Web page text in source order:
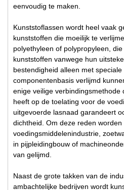
eenvoudig te maken.
Kunststoflassen wordt heel vaak
kunststoffen die moeilijk te
polyethyleen of polypropyleen,
kunststoffen vanwege hun
bestendigheid alleen met speciale
componentenbasis verlijmd
enige veilige verbindingsmethode
heeft op de toelating voor de
uitgevoerde lasnaad garandeert
dichtheid. Om deze reden
voedingsmiddelenindustrie,
in pijpleidingbouw of
van gelijmd.
Naast de grote takken van de
ambachtelijke bedrijven wordt